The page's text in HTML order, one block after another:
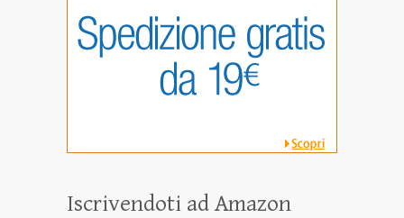
Iscrivendoti ad Amazon